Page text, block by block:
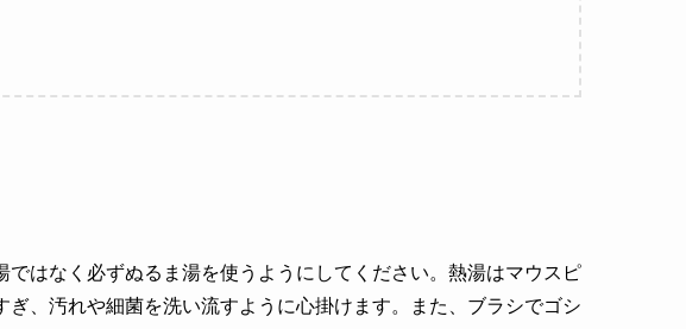
はなく必ずぬるま湯を使うようにしてください。熱湯はマウスピ
、汚れや細菌を洗い流すように心掛けます。また、ブラシでゴシ